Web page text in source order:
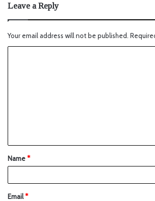
Leave a Reply
Your email address will not be published.
Name*
Email*